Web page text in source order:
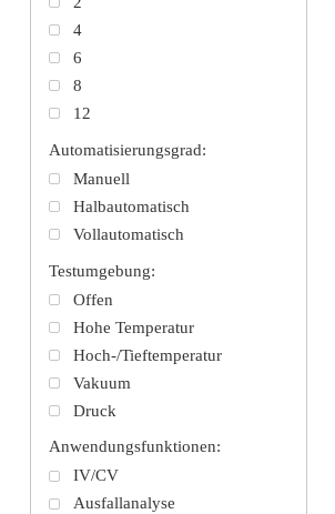
4
6
8
12
Automatisierungsgrad:
Manuell
Halbautomatisch
Vollautomatisch
Testumgebung:
Offen
Hohe Temperatur
Hoch-/Tieftemperatur
Vakuum
Druck
Anwendungsfunktionen:
IV/CV
Ausfallanalyse